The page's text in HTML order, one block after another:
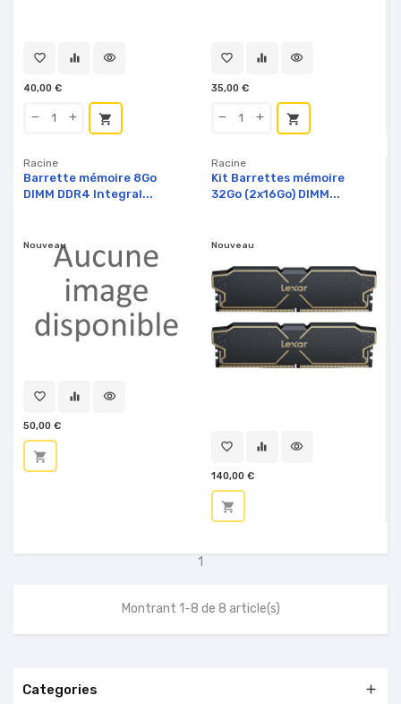
favorite_border equalizer visibility
40,00 €
shopping_cart
favorite_border equalizer visibility
35,00 €
shopping_cart
Racine
Barrette mémoire 8Go
DIMM DDR4 Integral...
Nouveau
favorite_border equalizer visibility
50,00 €
shopping_cart
Racine
Kit Barrettes mémoire
32Go (2x16Go) DIMM...
Nouveau
favorite_border equalizer visibility
140,00 €
shopping_cart
1
Montrant 1-8 de 8 article(s)
Categories 